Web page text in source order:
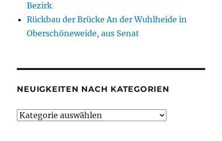
Bezirk
Rückbau der Brücke An der Wuhlheide in
Oberschöneweide, aus Senat
NEUIGKEITEN NACH KATEGORIEN
Neuigkeiten